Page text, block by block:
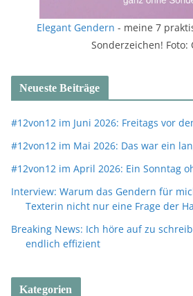
Elegant Gendern - meine 7
Sonderzeichen! Foto:
Neueste Beiträge
#12von12 im Juni 2026: Freitags vor
#12von12 im Mai 2026: Das war ein
#12von12 im April 2026: Ein Sonntag
Interview: Warum das Gendern für
Texterin nicht nur eine Frage der
Breaking News: Ich höre auf zu
endlich effizient
Kategorien